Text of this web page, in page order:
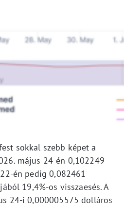
sokkal szebb képet a
május 24-én 0,102249
én pedig 0,082461
19,4%-os visszaesés. A
24-i 0,000005575 dolláros